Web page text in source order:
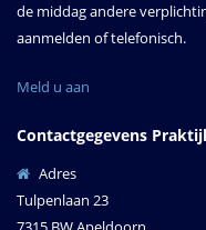
de middag andere
aanmelden of telefonisch.
Meld u aan
Contactgegevens
Adres
Tulpenlaan 23